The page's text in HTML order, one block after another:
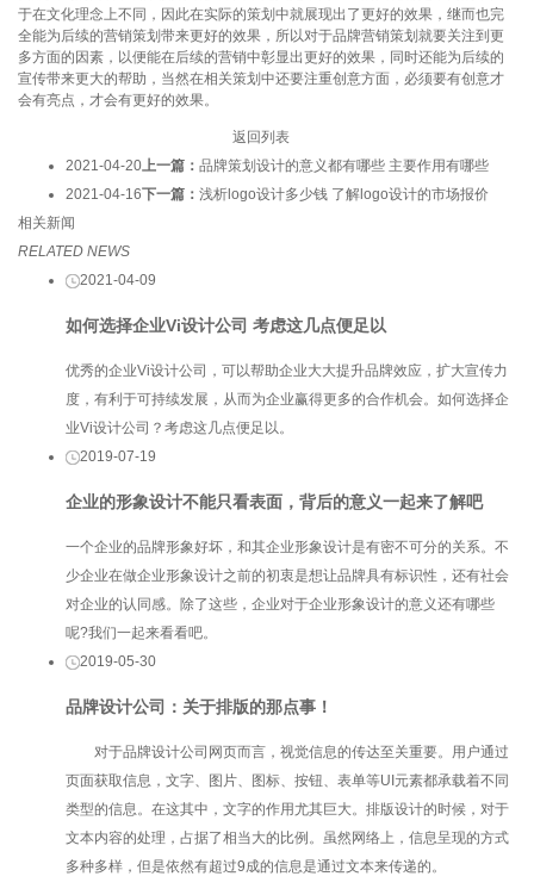
于在文化理念上不同，因此在实际的策划中就展现出了更好的效果，继而也完
全能为后续的营销策划带来更好的效果，所以对于品牌营销策划就要关注到更
多方面的因素，以便能在后续的营销中彰显出更好的效果，同时还能为后续的
宣传带来更大的帮助，当然在相关策划中还要注重创意方面，必须要有创意才
会有亮点，才会有更好的效果。
返回列表
2021-04-20上一篇： 品牌策划设计的意义都有哪些 主要作用有哪些
2021-04-16下一篇： 浅析logo设计多少钱 了解logo设计的市场报价
相关新闻
RELATED NEWS
2021-04-09
如何选择企业Vi设计公司 考虑这几点便足以
优秀的企业Vi设计公司，可以帮助企业大大提升品牌效应，扩大宣传力
度，有利于可持续发展，从而为企业赢得更多的合作机会。如何选择企
业Vi设计公司？考虑这几点便足以。
2019-07-19
企业的形象设计不能只看表面，背后的意义一起来了解吧
一个企业的品牌形象好坏，和其企业形象设计是有密不可分的关系。不
少企业在做企业形象设计之前的初衷是想让品牌具有标识性，还有社会
对企业的认同感。除了这些，企业对于企业形象设计的意义还有哪些
呢?我们一起来看看吧。
2019-05-30
品牌设计公司：关于排版的那点事！
对于品牌设计公司​网页而言，视觉信息的传达至关重要。用户通过
页面获取信息，文字、图片、图标、按钮、表单等UI元素都承载着不同
类型的信息。在这其中，文字的作用尤其巨大。排版设计的时候，对于
文本内容的处理，占据了相当大的比例。虽然网络上，信息呈现的方式
多种多样，但是依然有超过9成的信息是通过文本来传递的。